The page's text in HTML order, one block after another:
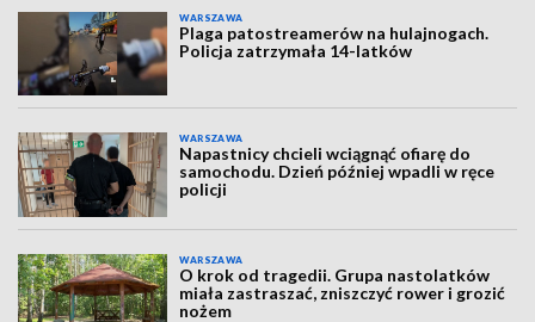
WARSZAWA
Plaga patostreamerów na hulajnogach.
Policja zatrzymała 14-latków
WARSZAWA
Napastnicy chcieli wciągnąć ofiarę do
samochodu. Dzień później wpadli w ręce
policji
WARSZAWA
O krok od tragedii. Grupa nastolatków
miała zastraszać, zniszczyć rower i grozić
nożem